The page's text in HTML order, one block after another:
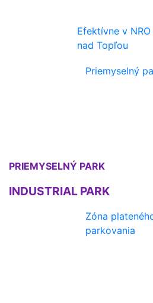
Efektívne v
nad Topľou
Priemyselný
PRIEMYSELNÝ PARK
INDUSTRIAL PARK
Zóna
parkovania